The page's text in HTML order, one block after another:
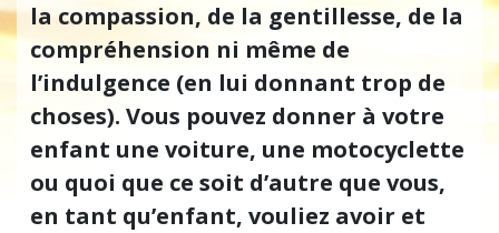
la compassion, de la gentillesse, de la
compréhension ni même de
l’indulgence (en lui donnant trop de
choses). Vous pouvez donner à votre
enfant une voiture, une motocyclette
ou quoi que ce soit d’autre que vous,
en tant qu’enfant, vouliez avoir et